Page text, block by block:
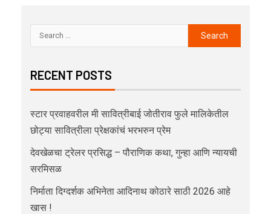
RECENT POSTS
स्टार प्रवाहवरील मी सावित्रीबाई जोतीराव फुले मालिकेतील
छोट्या सावित्रीला प्रेक्षकांचं भरभरुन प्रेम
देवखेळचा ट्रेलर प्रसिद्ध – पौराणिक कथा, गुन्हा आणि न्यायची
सरमिसळ
निर्माता दिग्दर्शक अभिनेता आदिनाथ कोठारे साठी 2026 आहे
खास !